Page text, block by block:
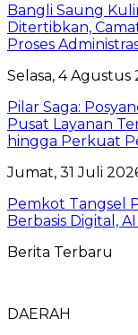
Bangli Saung
Ditertibkan,
Proses
Selasa, 4 Agustus
Pilar Saga:
Pusat Layanan
hingga Perkuat
Jumat, 31 Juli
Pemkot Tangsel
Berbasis Digital,
Berita Terbaru
DAERAH